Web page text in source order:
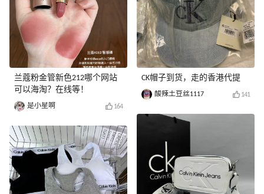
兰蔻粉金管新色212哪个网站
可以海淘？在线等！
是小星啊 164
CK帽子到货，走的香港代提
酸辣土豆丝1117 141